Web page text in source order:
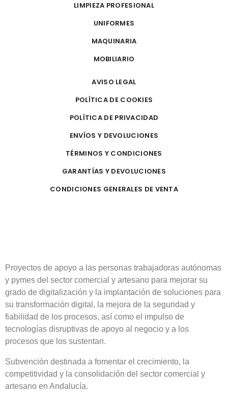
LIMPIEZA PROFESIONAL
UNIFORMES
MAQUINARIA
MOBILIARIO
AVISO LEGAL
POLÍTICA DE COOKIES
POLÍTICA DE PRIVACIDAD
ENVÍOS Y DEVOLUCIONES
TÉRMINOS Y CONDICIONES
GARANTÍAS Y DEVOLUCIONES
CONDICIONES GENERALES DE VENTA
Proyectos de apoyo a las personas trabajadoras autónomas
y pymes del sector comercial y artesano para mejorar su
grado de digitalización y la implantación de soluciones para
su transformación digital, la mejora de la seguridad y
fiabilidad de los procesos, así como el impulso de
tecnologías disruptivas de apoyo al negocio y a los
procesos que los sustentan.
Subvención destinada a fomentar el crecimiento, la
competitividad y la consolidación del sector comercial y
artesano en Andalucía.